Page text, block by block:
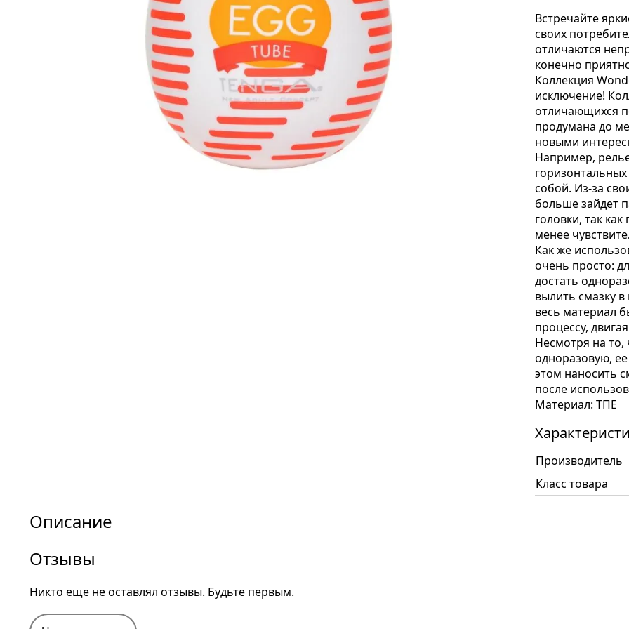
Встречайте
своих
отличаются
конечно
Коллекция
исключение!
отличающихся
продумана до
новыми
Например,
собой. Из-за
больше зайдет
головки, так
менее
Как же
очень просто:
достать
вылить смазку
весь материал
процессу,
Несмотря на то,
одноразовую,
этом наносить
после
Материал: ТПЕ
Производитель
Класс товара
Описание
Отзывы
Никто еще не оставлял отзывы. Будьте первым.